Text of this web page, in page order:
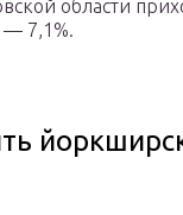
области
— 7,1%.